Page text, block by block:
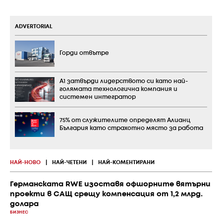
НАЙ-НОВО НАЙ-ЧЕТЕНИ НАЙ-КОМЕНТИРАНИ
Германската RWE изоставя офшорните вятърни
проекти в САЩ срещу компенсация от 1,2 млрд.
долара
БИЗНЕС
ADVERTORIAL
Горди отвътре
А1 затвърди лидерството си като най-
голямата технологична компания и
системен интегратор
75% от служителите определят Алианц
България като страхотно място за работа